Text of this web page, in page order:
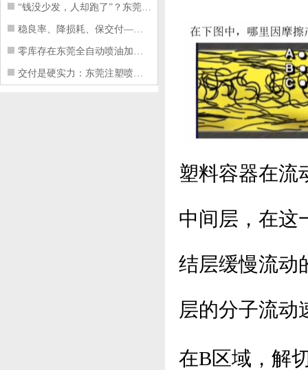
“钱没少发，人却跑了”？东莞注塑喷油
稳良率、降损耗、保交付——东莞这家U
零库存在东莞全自动喷油加工厂不可行的
交付是硬实力：东莞注塑喷油厂如何用齐
塑料容器在流
中间层，在这
结层缓慢流动
层的分子流动
在B区域，解